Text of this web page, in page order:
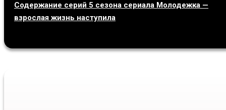
Содержание серий 5 сезона сериала Молодежка —
взрослая жизнь наступила